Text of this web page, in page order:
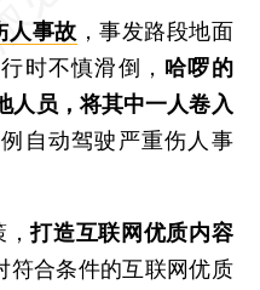
人事故 ，事发路段地面
时不慎滑倒， 哈啰的
人员，将其中一人卷入
自动驾驶严重伤人事
，打造互联网优质内容
符合条件的互联网优质